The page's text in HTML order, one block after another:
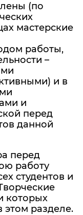
(по
мастерские
работы,
–
и в
и
перед
данной
перед
работу
студентов и
которых
этом разделе.